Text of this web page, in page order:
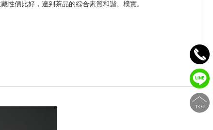
性價比好，達到茶品的綜合素質和諧、樸實。